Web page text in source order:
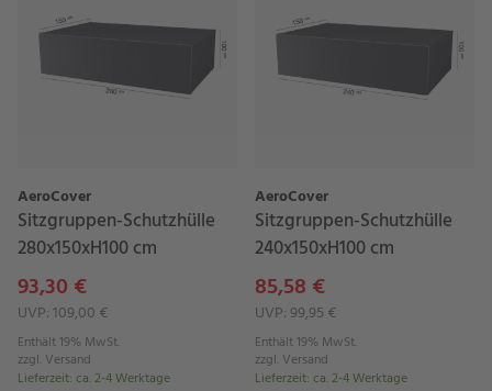
AeroCover
Sitzgruppen-Schutzhülle
280x150xH100 cm
93,30 €
UVP: 109,00 €
Enthält 19% MwSt.
zzgl. Versand
Lieferzeit: ca. 2-4 Werktage
AeroCover
Sitzgruppen-Schutzhülle
240x150xH100 cm
85,58 €
UVP: 99,95 €
Enthält 19% MwSt.
zzgl. Versand
Lieferzeit: ca. 2-4 Werktage